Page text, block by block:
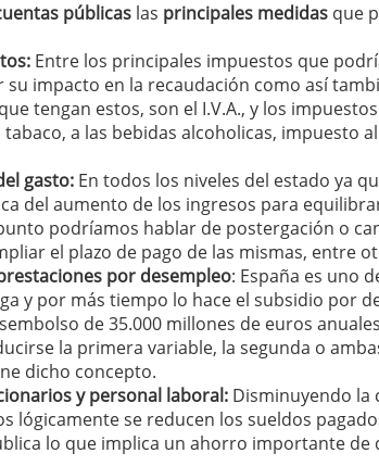
públicas las principales medidas que
Entre los principales impuestos que
su impacto en la recaudación como así
tengan estos, son el I.V.A., y los
a las bebidas alcoholicas, impuesto
gasto: En todos los niveles del estado ya
del aumento de los ingresos para
podríamos hablar de postergación o
el plazo de pago de las mismas, entre
por desempleo: España es uno
y por más tiempo lo hace el subsidio por
de 35.000 millones de euros
la primera variable, la segunda o
dicho concepto.
y personal laboral: Disminuyendo la
lógicamente se reducen los sueldos
lo que implica un ahorro importante de